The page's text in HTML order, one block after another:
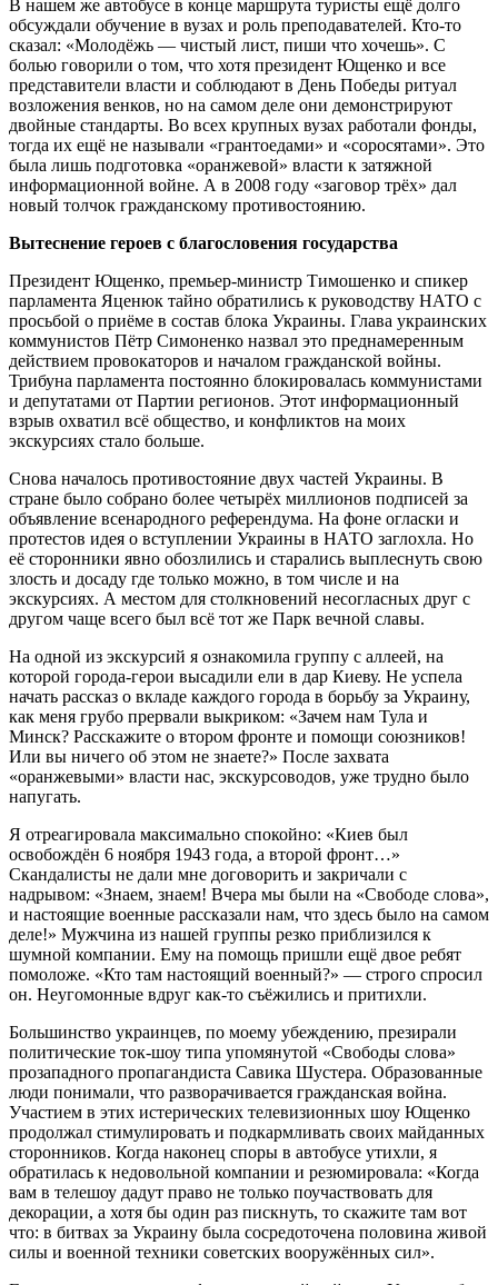
В нашем же автобусе в конце маршрута туристы ещё долго
обсуждали обучение в вузах и роль преподавателей. Кто-то
сказал: «Молодёжь — чистый лист, пиши что хочешь». С
болью говорили о том, что хотя президент Ющенко и все
представители власти и соблюдают в День Победы ритуал
возложения венков, но на самом деле они демонстрируют
двойные стандарты. Во всех крупных вузах работали фонды,
тогда их ещё не называли «грантоедами» и «соросятами». Это
была лишь подготовка «оранжевой» власти к затяжной
информационной войне. А в 2008 году «заговор трёх» дал
новый толчок гражданскому противостоянию.
Вытеснение героев с благословения государства
Президент Ющенко, премьер-министр Тимошенко и спикер
парламента Яценюк тайно обратились к руководству НАТО с
просьбой о приёме в состав блока Украины. Глава украинских
коммунистов Пётр Симоненко назвал это преднамеренным
действием провокаторов и началом гражданской войны.
Трибуна парламента постоянно блокировалась коммунистами
и депутатами от Партии регионов. Этот информационный
взрыв охватил всё общество, и конфликтов на моих
экскурсиях стало больше.
Снова началось противостояние двух частей Украины. В
стране было собрано более четырёх миллионов подписей за
объявление всенародного референдума. На фоне огласки и
протестов идея о вступлении Украины в НАТО заглохла. Но
её сторонники явно обозлились и старались выплеснуть свою
злость и досаду где только можно, в том числе и на
экскурсиях. А местом для столкновений несогласных друг с
другом чаще всего был всё тот же Парк вечной славы.
На одной из экскурсий я ознакомила группу с аллеей, на
которой города-герои высадили ели в дар Киеву. Не успела
начать рассказ о вкладе каждого города в борьбу за Украину,
как меня грубо прервали выкриком: «Зачем нам Тула и
Минск? Расскажите о втором фронте и помощи союзников!
Или вы ничего об этом не знаете?» После захвата
«оранжевыми» власти нас, экскурсоводов, уже трудно было
напугать.
Я отреагировала максимально спокойно: «Киев был
освобождён 6 ноября 1943 года, а второй фронт…»
Скандалисты не дали мне договорить и закричали с
надрывом: «Знаем, знаем! Вчера мы были на «Свободе слова»,
и настоящие военные рассказали нам, что здесь было на самом
деле!» Мужчина из нашей группы резко приблизился к
шумной компании. Ему на помощь пришли ещё двое ребят
помоложе. «Кто там настоящий военный?» — строго спросил
он. Неугомонные вдруг как-то съёжились и притихли.
Большинство украинцев, по моему убеждению, презирали
политические ток-шоу типа упомянутой «Свободы слова»
прозападного пропагандиста Савика Шустера. Образованные
люди понимали, что разворачивается гражданская война.
Участием в этих истерических телевизионных шоу Ющенко
продолжал стимулировать и подкармливать своих майданных
сторонников. Когда наконец споры в автобусе утихли, я
обратилась к недовольной компании и резюмировала: «Когда
вам в телешоу дадут право не только поучаствовать для
декорации, а хотя бы один раз пискнуть, то скажите там вот
что: в битвах за Украину была сосредоточена половина живой
силы и военной техники советских вооружённых сил».